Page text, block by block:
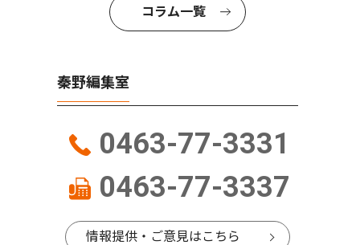
コラム一覧
秦野編集室
0463-77-3331
0463-77-3337
情報提供・ご意見はこちら